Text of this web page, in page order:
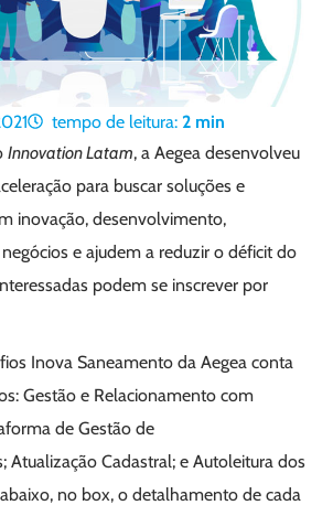
tempo de leitura: 2 min
Innovation Latam, a Aegea desenvolveu
para buscar soluções e
inovação, desenvolvimento,
e ajudem a reduzir o déficit do
podem se inscrever por
Inova Saneamento da Aegea conta
Gestão e Relacionamento com
de Gestão de
Atualização Cadastral; e Autoleitura dos
no box, o detalhamento de cada